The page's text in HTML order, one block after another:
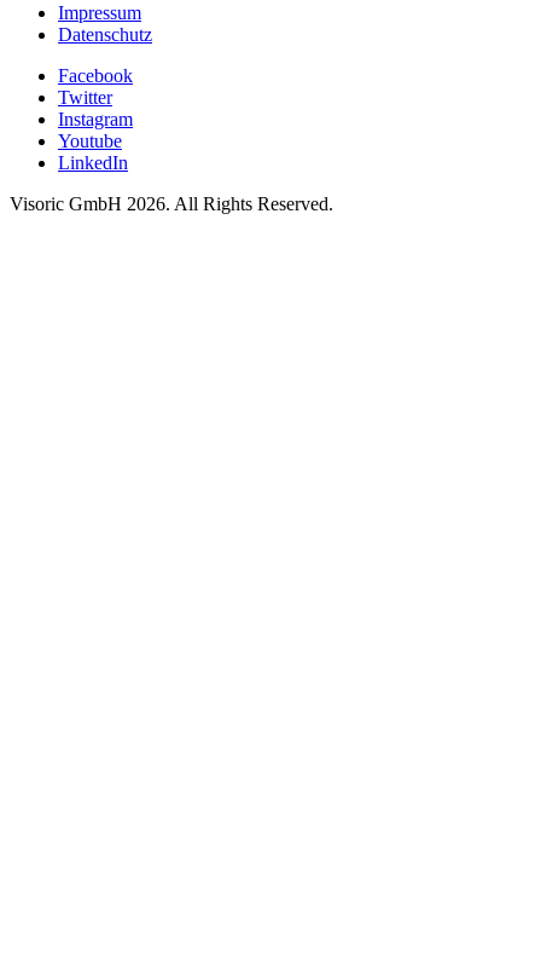
Impressum
Datenschutz
Facebook
Twitter
Instagram
Youtube
LinkedIn
Visoric GmbH 2026. All Rights Reserved.